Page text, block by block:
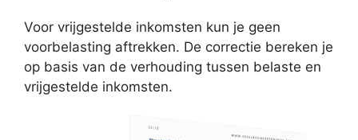
Voor vrijgestelde inkomsten kun je geen
voorbelasting aftrekken. De correctie bereken je
op basis van de verhouding tussen belaste en
vrijgestelde inkomsten.